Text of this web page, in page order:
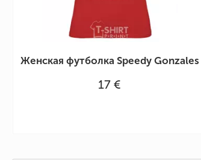
Женская футболка Speedy Gonzales
17 €